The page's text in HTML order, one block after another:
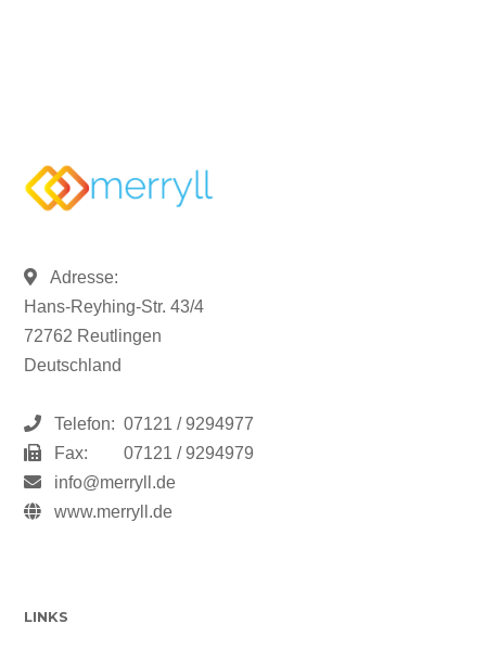
Adresse:
Hans-Reyhing-Str. 43/4
72762 Reutlingen
Deutschland
Telefon: 07121 / 9294977
Fax:
07121 / 9294979
info@merryll.de
www.merryll.de
LINKS